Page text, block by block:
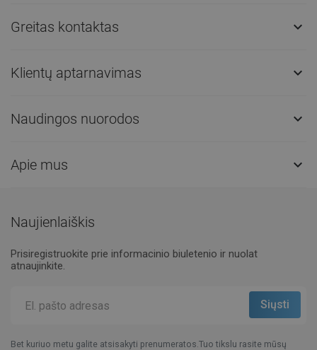
Greitas kontaktas 
Klientų aptarnavimas 
Naudingos nuorodos 
Apie mus 
Naujienlaiškis
Prisiregistruokite prie informacinio biuletenio ir nuolat
atnaujinkite.
Bet kuriuo metu galite atsisakyti prenumeratos.Tuo tikslu rasite mūsų